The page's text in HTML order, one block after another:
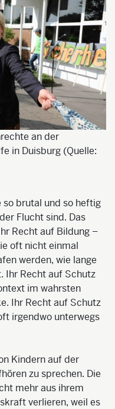
an der
in Duisburg (Quelle:
brutal und so heftig
Flucht sind. Das
Recht auf Bildung –
oft nicht einmal
werden, wie lange
Ihr Recht auf Schutz
im wahrsten
Ihr Recht auf Schutz
irgendwo unterwegs
Kindern auf der
zu sprechen. Die
mehr aus ihrem
verlieren, weil es